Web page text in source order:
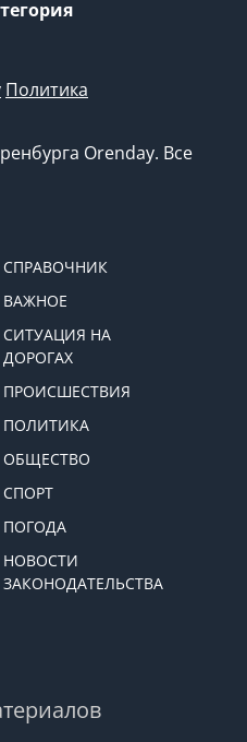
Политика
Orenday. Все
СПРАВОЧНИК
ВАЖНОЕ
СИТУАЦИЯ НА
ДОРОГАХ
ПРОИСШЕСТВИЯ
ПОЛИТИКА
ОБЩЕСТВО
СПОРТ
ПОГОДА
НОВОСТИ
ЗАКОНОДАТЕЛЬСТВА